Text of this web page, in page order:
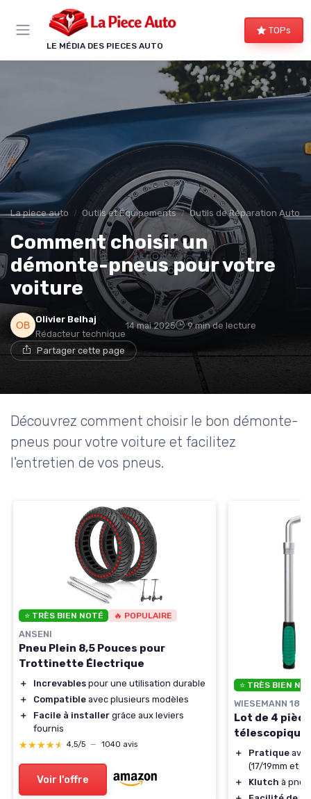
LE MÉDIA DES PIECES AUTO
TOPs
La piece auto Outils et Équipements Outils de Réparation Auto
Comment choisir un
démonte-pneus pour votre
voiture
Olivier Belhaj
Rédacteur technique
14 mai 2025 9 min de lecture
Partager cette page
Découvrez comment choisir le bon démonte-
pneus pour votre voiture et facilitez
l'entretien de vos pneus.
⭐ TRÈS BIEN NOTÉ 🔥 POPULAIRE
ANSENI
Pneu Plein 8,5 Pouces pour
Trottinette Électrique
＋ Increvables pour une utilisation durable
＋
Compatible avec plusieurs modèles
＋
Facile à installer grâce aux leviers
fournis
★★★★★
★★★★★ 4,5/5 — 1040 avis
Voir l'offre
⭐ TRÈS BIEN
WIESEMANN 1893
Lot de 4
télescopique
＋ Pratique
(17/19mm et
＋
Klutch à
Panneau de gestion des cookies